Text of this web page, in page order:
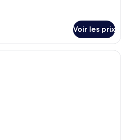
Voir les prix
Une chambre d’hôtel avec un grand